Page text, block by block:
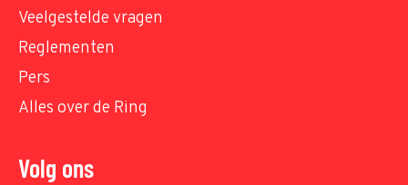
Veelgestelde vragen
Reglementen
Pers
Alles over de Ring
Volg ons